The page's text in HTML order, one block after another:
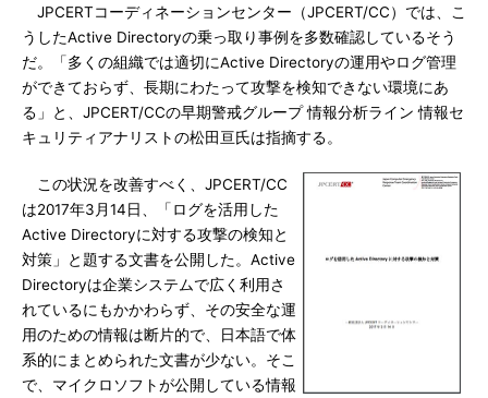
JPCERTコーディネーションセンター（JPCERT/CC）では、こ
うしたActive Directoryの乗っ取り事例を多数確認しているそう
だ。「多くの組織では適切にActive Directoryの運用やログ管理
ができておらず、長期にわたって攻撃を検知できない環境にあ
る」と、JPCERT/CCの早期警戒グループ 情報分析ライン 情報セ
キュリティアナリストの松田亘氏は指摘する。
この状況を改善すべく、JPCERT/CC
は2017年3月14日、「ログを活用した
Active Directoryに対する攻撃の検知と
対策」と題する文書を公開した。Active
Directoryは企業システムで広く利用さ
れているにもかかわらず、その安全な運
用のための情報は断片的で、日本語で体
系的にまとめられた文書が少ない。そこ
で、マイクロソフトが公開している情報